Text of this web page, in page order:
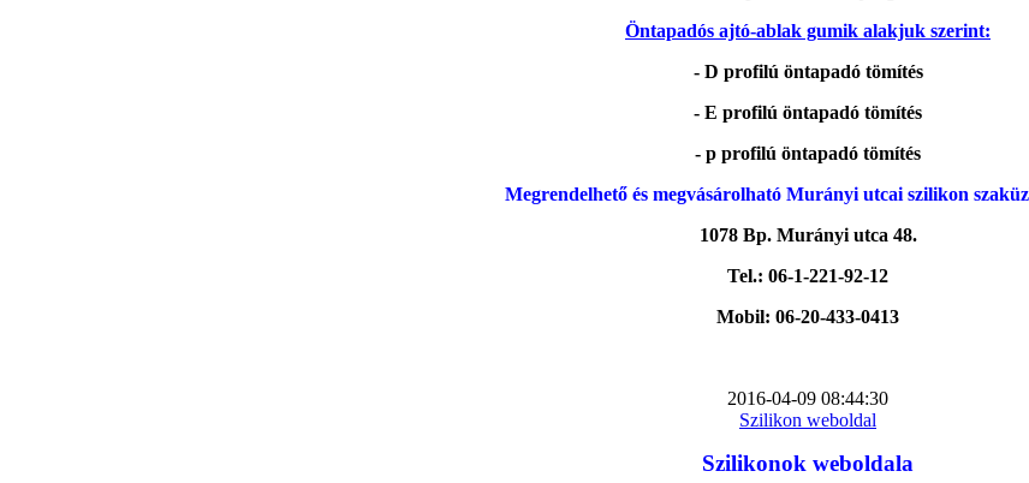
Öntapadós ajtó-ablak gumik alakjuk szerint:
- D profilú öntapadó tömítés
- E profilú öntapadó tömítés
- p profilú öntapadó tömítés
Megrendelhető és megvásárolható Murányi utcai szilikon
1078 Bp. Murányi utca 48.
Tel.: 06-1-221-92-12
Mobil: 06-20-433-0413
2016-04-09 08:44:30
Szilikon weboldal
Szilikonok weboldala